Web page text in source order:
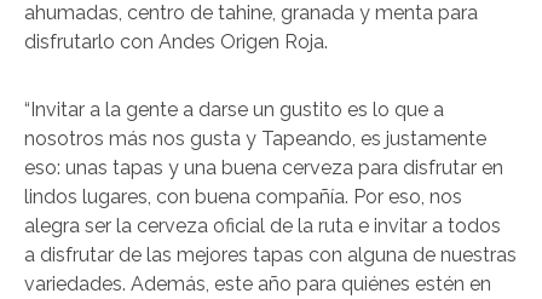
ahumadas, centro de tahine, granada y menta para
disfrutarlo con Andes Origen Roja.
“Invitar a la gente a darse un gustito es lo que a
nosotros más nos gusta y Tapeando, es justamente
eso: unas tapas y una buena cerveza para disfrutar en
lindos lugares, con buena compañía. Por eso, nos
alegra ser la cerveza oficial de la ruta e invitar a todos
a disfrutar de las mejores tapas con alguna de nuestras
variedades. Además, este año para quiénes estén en